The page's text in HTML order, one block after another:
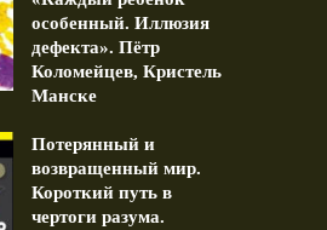
особенный. Иллюзия
дефекта». Пётр
Коломейцев, Кристель
Манске
Потерянный и
возвращенный мир.
Короткий путь в
чертоги разума.